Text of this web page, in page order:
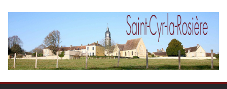
contenu